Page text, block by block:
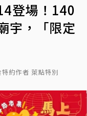
登場！140
宇，「限定
約作者 萊點特別